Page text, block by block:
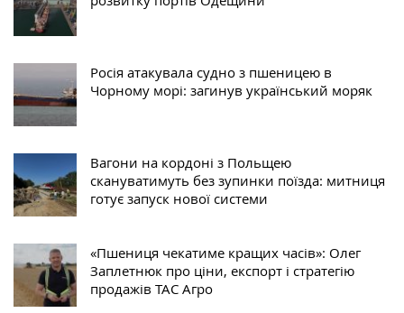
Росія атакувала судно з пшеницею в
Чорному морі: загинув український моряк
Вагони на кордоні з Польщею
скануватимуть без зупинки поїзда: митниця
готує запуск нової системи
«Пшениця чекатиме кращих часів»: Олег
Заплетнюк про ціни, експорт і стратегію
продажів ТАС Агро